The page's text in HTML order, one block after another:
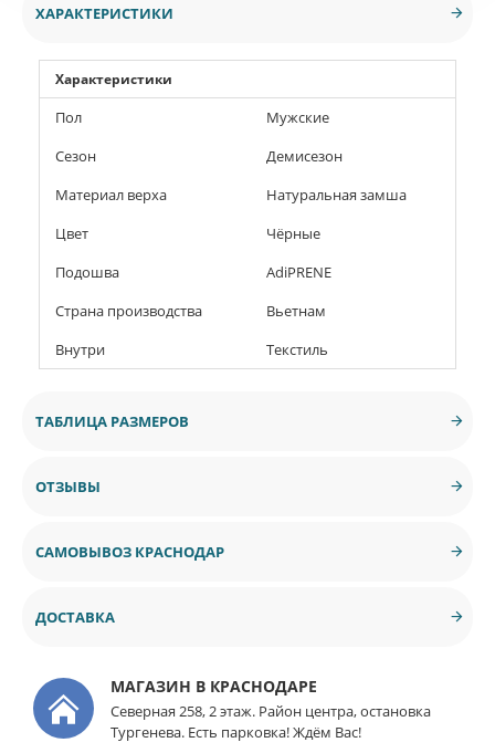
ХАРАКТЕРИСТИКИ
Характеристики
Пол
Мужские
Сезон
Демисезон
Материал верха
Натуральная замша
Цвет
Чёрные
Подошва
AdiPRENE
Страна производства
Вьетнам
Внутри
Текстиль
ТАБЛИЦА РАЗМЕРОВ
ОТЗЫВЫ
САМОВЫВОЗ КРАСНОДАР
ДОСТАВКА
МАГАЗИН В КРАСНОДАРЕ
Северная 258, 2 этаж. Район центра, остановка
Тургенева. Есть парковка! Ждём Вас!